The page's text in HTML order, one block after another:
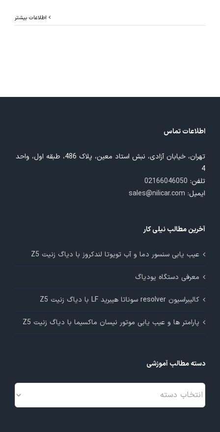
اطلاعات بیشتر
اطلاعات تماس
تهران، خیابان آزادی، نبش استاد معین، پلاک 486، طبقه اول، واحد
4
تلفن: 02166046050
ایمیل: sales@nilicar.com
آخرین مطالب نیلی کار
عیب یابی سنسور دما و آب تویوتا لندکروز با دیاگ زنیت Z5
معرفی دستگاه یودیاگ
کالیبراسیون resolver سوناتا هیبرید LF با دیاگ زنیت Z5
پارامتر ها و عیب یابی موتور نیسان ماکسیما با دیاگ زنیت Z5
دسته مطالب آموزشی
دسته